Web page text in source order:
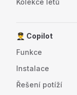
Kolekce letů
👨‍✈️ Copilot
Funkce
Instalace
Řešení potíží